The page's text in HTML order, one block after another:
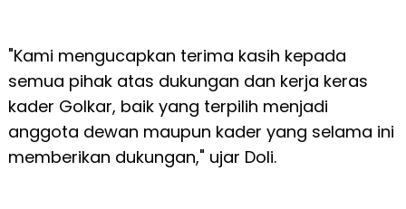
"Kami mengucapkan terima kasih kepada
semua pihak atas dukungan dan kerja keras
kader Golkar, baik yang terpilih menjadi
anggota dewan maupun kader yang selama ini
memberikan dukungan," ujar Doli.